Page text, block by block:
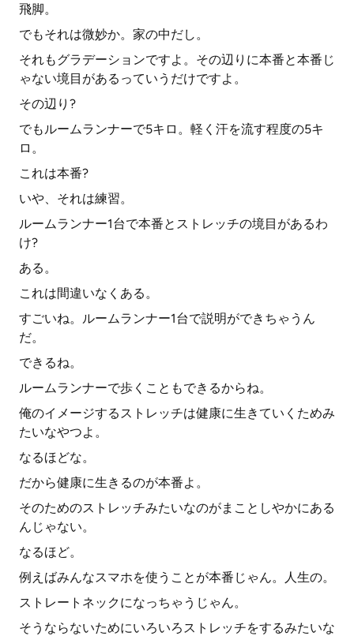
飛脚。
でもそれは微妙か。家の中だし。
それもグラデーションですよ。その辺りに本番と本番じ
ゃない境目があるっていうだけですよ。
その辺り?
でもルームランナーで5キロ。軽く汗を流す程度の5キ
ロ。
これは本番?
いや、それは練習。
ルームランナー1台で本番とストレッチの境目があるわ
け?
ある。
これは間違いなくある。
すごいね。ルームランナー1台で説明ができちゃうん
だ。
できるね。
ルームランナーで歩くこともできるからね。
俺のイメージするストレッチは健康に生きていくためみ
たいなやつよ。
なるほどな。
だから健康に生きるのが本番よ。
そのためのストレッチみたいなのがまことしやかにある
んじゃない。
なるほど。
例えばみんなスマホを使うことが本番じゃん。人生の。
ストレートネックになっちゃうじゃん。
そうならないためにいろいろストレッチをするみたいな